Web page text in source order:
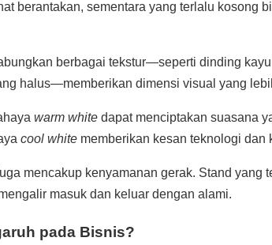
berantakan, sementara yang terlalu kosong
berbagai tekstur—seperti dinding
halus—memberikan dimensi visual yang
warm white dapat menciptakan suasana
cool white memberikan kesan teknologi dan
mencakup kenyamanan gerak. Stand yang
masuk dan keluar dengan alami.
pada Bisnis?